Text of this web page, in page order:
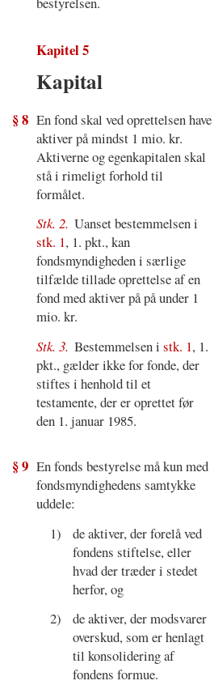
Kapitel 5
Kapital
§ 8 En fond skal ved oprettelsen have
aktiver på mindst 1 mio. kr.
Aktiverne og egenkapitalen skal
stå i rimeligt forhold til
formålet.
Stk. 2. Uanset bestemmelsen i
stk. 1, 1. pkt., kan
fondsmyndigheden i særlige
tilfælde tillade oprettelse af en
fond med aktiver på på under 1
mio. kr.
Stk. 3. Bestemmelsen istk. 1, 1.
pkt., gælder ikke for fonde, der
stiftes i henhold til et
testamente, der er oprettet før
den 1. januar 1985.
§ 9 En fonds bestyrelse må kun med
fondsmyndighedens samtykke
uddele:
1)
de aktiver, der forelå ved
fondens stiftelse, eller
hvad der træder i stedet
herfor, og
2)
de aktiver, der modsvarer
overskud, som er henlagt
til konsolidering af
fondens formue.